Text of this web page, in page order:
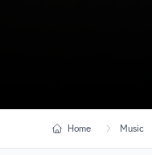
Home Music